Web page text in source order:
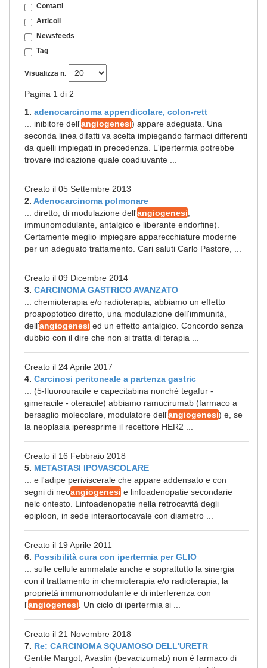
Contatti
Articoli
Newsfeeds
Tag
Visualizza n.
Pagina 1 di 2
1. adenocarcinoma appendicolare, colon-rett
... inibitore dell'angiogenesi) appare adeguata. Una
seconda linea difatti va scelta impiegando farmaci differenti
da quelli impiegati in precedenza. L'ipertermia potrebbe
trovare indicazione quale coadiuvante ...
Creato il 05 Settembre 2013
2. Adenocarcinoma polmonare
... diretto, di modulazione dell'angiogenesi
immunomodulante, antalgico e liberante endorfine).
Certamente meglio impiegare apparecchiature moderne
per un adeguato trattamento. Cari saluti Carlo Pastore, ...
Creato il 09 Dicembre 2014
3. CARCINOMA GASTRICO AVANZATO
... chemioterapia e/o radioterapia, abbiamo un effetto
proapoptotico diretto, una modulazione dell'immunità,
dell'angiogenesi ed un effetto antalgico. Concordo senza
dubbio con il dire che non si tratta di terapia ...
Creato il 24 Aprile 2017
4. Carcinosi peritoneale a partenza gastric
... (5-fluorouracile e capecitabina nonchè tegafur -
gimeracile - oteracile) abbiamo ramucirumab (farmaco a
bersaglio molecolare, modulatore dell'angiogenesi) e, se
la neoplasia iperesprime il recettore HER2 ...
Creato il 16 Febbraio 2018
5. METASTASI IPOVASCOLARE
... e l'adipe periviscerale che appare addensato e con
segni di neoangiogenesi e linfoadenopatie secondarie
nelc ontesto. Linfoadenopatie nella retrocavità degli
epiploon, in sede interaortocavale con diametro ...
Creato il 19 Aprile 2011
6. Possibilità cura con ipertermia per GLIO
... sulle cellule ammalate anche e soprattutto la sinergia
con il trattamento in chemioterapia e/o radioterapia, la
proprietà immunomodulante e di interferenza con
l'angiogenesi . Un ciclo di ipertermia si ...
Creato il 21 Novembre 2018
7. Re: CARCINOMA SQUAMOSO DELL'URETR
Gentile Margot, Avastin (bevacizumab) non è farmaco di